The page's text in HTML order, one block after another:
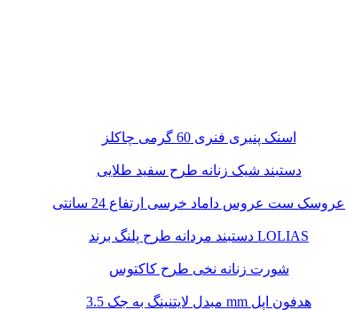
اسنک پنیری فنری 60 گرمی چاکلز
دستبند شیک زنانه طرح سفید طلایی
عروسک ست عروس داماد خرسی ارتفاع 24 سانتی
دستبند مردانه طرح پلنگ برند LOLIAS
شورت زنانه نخی طرح کاکتوس
مبدل لایتنینگ به جک 3.5 mm هدفون اپل